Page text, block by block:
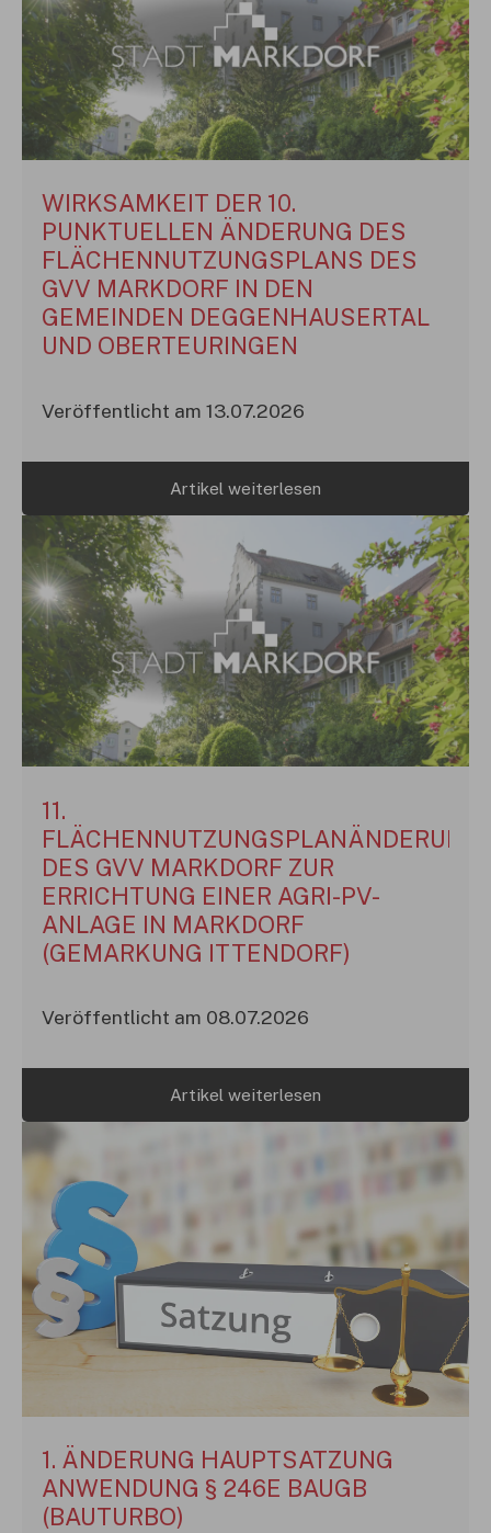
WIRKSAMKEIT DER 10.
PUNKTUELLEN ÄNDERUNG DES
FLÄCHENNUTZUNGSPLANS DES
GVV MARKDORF IN DEN
GEMEINDEN DEGGENHAUSERTAL
UND OBERTEURINGEN
Veröffentlicht am 13.07.2026
Artikel weiterlesen
11.
FLÄCHENNUTZUNGSPLANÄNDERUNG
DES GVV MARKDORF ZUR
ERRICHTUNG EINER AGRI-PV-
ANLAGE IN MARKDORF
(GEMARKUNG ITTENDORF)
Veröffentlicht am 08.07.2026
Artikel weiterlesen
1. ÄNDERUNG HAUPTSATZUNG
ANWENDUNG § 246E BAUGB
(BAUTURBO)